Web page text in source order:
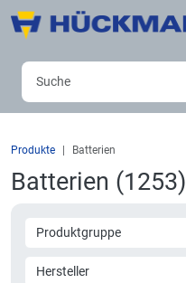
Produkte Batterien
Batterien (1253)
Produktgruppe
Hersteller